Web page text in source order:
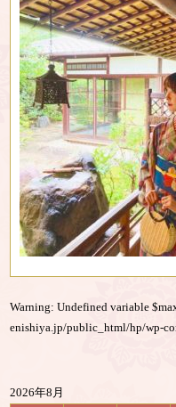
Warning: Undefined variable
enishiya.jp/public_html/hp/wp-
2026年8月